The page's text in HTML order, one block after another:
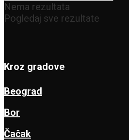
Nema rezultata
Pogledaj sve rezultate
Kroz gradove
Beograd
Bor
Čačak